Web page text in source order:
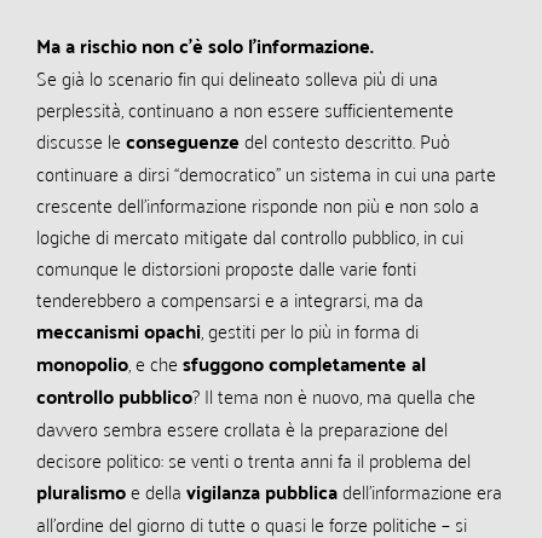
Ma a rischio non c’è solo l’informazione.
Se già lo scenario fin qui delineato solleva più di una
perplessità, continuano a non essere sufficientemente
discusse leconseguenzedel contesto descritto. Può
continuare a dirsi “democratico” un sistema in cui una parte
crescente dell’informazione risponde non più e non solo a
logiche di mercato mitigate dal controllo pubblico, in cui
comunque le distorsioni proposte dalle varie fonti
tenderebbero a compensarsi e a integrarsi, ma da
meccanismi opachi, gestiti per lo più in forma di
monopolio, e chesfuggono completamente al
controllo pubblico? Il tema non è nuovo, ma quella che
davvero sembra essere crollata è la preparazione del
decisore politico: se venti o trenta anni fa il problema del
pluralismoe dellavigilanza pubblicadell’informazione era
all’ordine del giorno di tutte o quasi le forze politiche – si